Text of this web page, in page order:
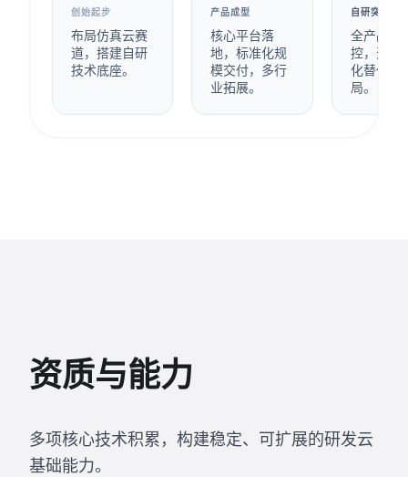
创始起步
布局仿真云赛
道，搭建自研
技术底座。
产品成型
核心平台落
地，标准化规
模交付，多行
业拓展。
自研突破
全产品自
控，开启
化替代战
局。
资质与能力
多项核心技术积累，构建稳定、可扩展的研发云
基础能力。